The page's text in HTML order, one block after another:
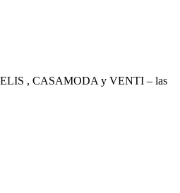
, CASAMODA y VENTI – las